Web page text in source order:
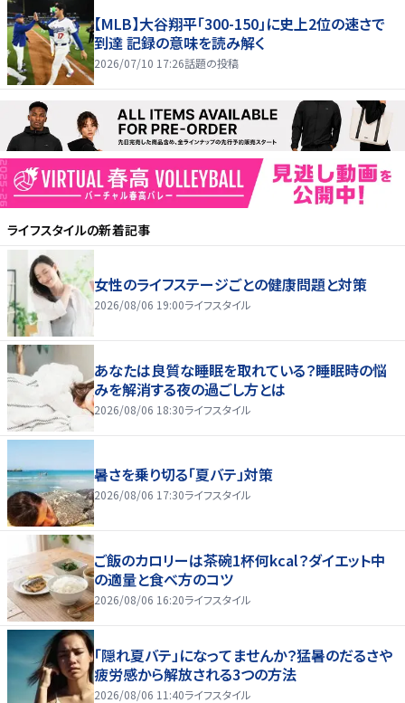
【MLB】大谷翔平「300-150」に史上2位の速さで
到達 記録の意味を読み解く
2026/07/10 17:26話題の投稿
ライフスタイルの新着記事
女性のライフステージごとの健康問題と対策
2026/08/06 19:00ライフスタイル
あなたは良質な睡眠を取れている？睡眠時の悩
みを解消する夜の過ごし方とは
2026/08/06 18:30ライフスタイル
暑さを乗り切る「夏バテ」対策
2026/08/06 17:30ライフスタイル
ご飯のカロリーは茶碗1杯何kcal？ダイエット中
の適量と食べ方のコツ
2026/08/06 16:20ライフスタイル
「隠れ夏バテ」になってませんか？猛暑のだるさや
疲労感から解放される3つの方法
2026/08/06 11:40ライフスタイル